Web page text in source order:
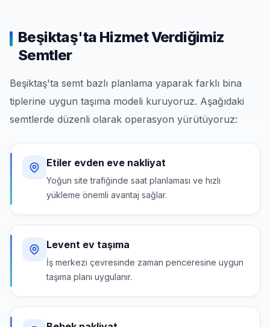
Beşiktaş'ta Hizmet Verdiğimiz
Semtler
Beşiktaş'ta semt bazlı planlama yaparak farklı bina
tiplerine uygun taşıma modeli kuruyoruz. Aşağıdaki
semtlerde düzenli olarak operasyon yürütüyoruz:
Etiler evden eve nakliyat
Yoğun site trafiğinde saat planlaması ve hızlı
yükleme önemli avantaj sağlar.
Levent ev taşıma
İş merkezi çevresinde zaman penceresine uygun
taşıma planı uygulanır.